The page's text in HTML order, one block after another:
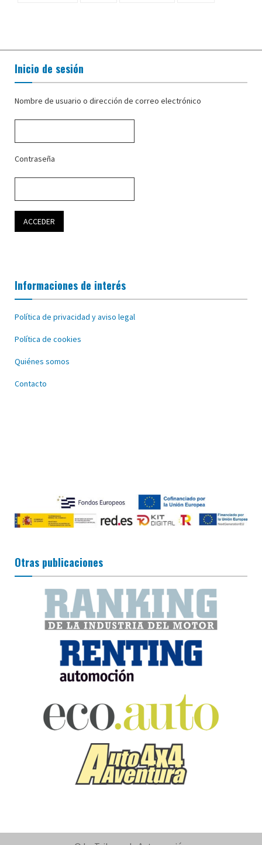
Inicio de sesión
Nombre de usuario o dirección de correo electrónico
Contraseña
Informaciones de interés
Política de privacidad y aviso legal
Política de cookies
Quiénes somos
Contacto
Otras publicaciones